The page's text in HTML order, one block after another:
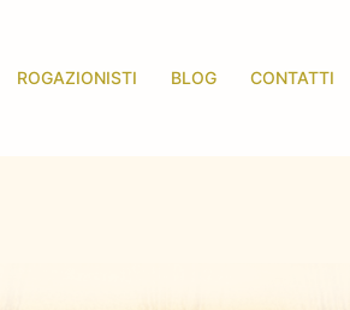
ROGAZIONISTI BLOG CONTATTI